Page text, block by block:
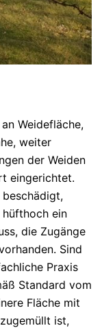
Weidefläche,
weiter
der Weiden
eingerichtet.
ein
die Zugänge
Sind
Praxis
Standard vom
Fläche mit
ist,